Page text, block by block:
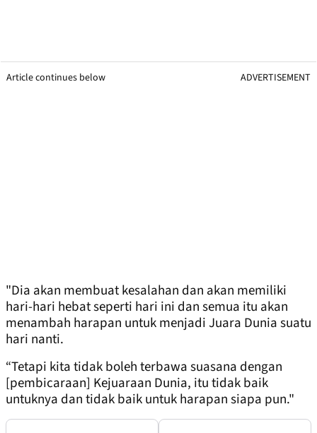
Article continues below ADVERTISEMENT
"Dia akan membuat kesalahan dan akan memiliki
hari-hari hebat seperti hari ini dan semua itu akan
menambah harapan untuk menjadi Juara Dunia suatu
hari nanti.
“Tetapi kita tidak boleh terbawa suasana dengan
[pembicaraan] Kejuaraan Dunia, itu tidak baik
untuknya dan tidak baik untuk harapan siapa pun."